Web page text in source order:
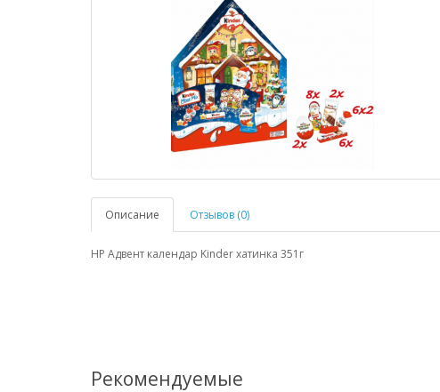
Описание Отзывов (0)
НР Адвент календар Kinder хатинка 351г
Рекомендуемые